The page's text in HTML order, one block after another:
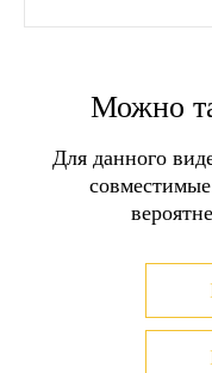
Управление:
детектору
Количество
панели вызова
без трубки
без
Количество
Материал
Самовывоз
Самовывоз
Самовывоз
СДЭК
Доставка
Доставка
Более детально
ознакомиться
Можно
Для данного